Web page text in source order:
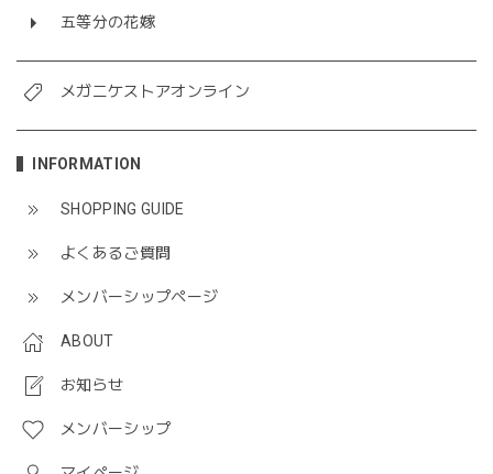
五等分の花嫁
メガニケストアオンライン
INFORMATION
SHOPPING GUIDE
よくあるご質問
メンバーシップページ
ABOUT
お知らせ
メンバーシップ